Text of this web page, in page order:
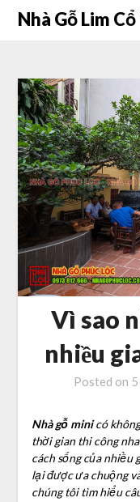
Nhà Gỗ Lim
Vì sao
nhiều
Posted on
Nhà gỗ minicó
thời gian thi công
cách sống của nhiều
lại được ưa chuộng
chúng tôi tìm hiểu